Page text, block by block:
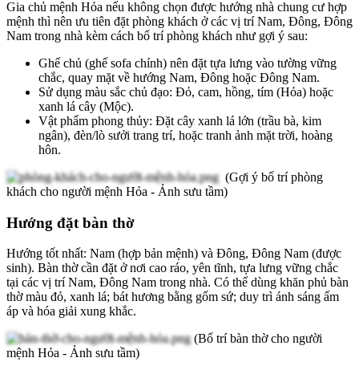
Gia chủ mệnh Hỏa nếu không chọn được hướng nhà chung cư hợp
mệnh thì nên ưu tiên đặt phòng khách ở các vị trí Nam, Đông, Đông
Nam trong nhà kèm cách bố trí phòng khách như gợi ý sau:
Ghế chủ (ghế sofa chính) nên đặt tựa lưng vào tường vững
chắc, quay mặt về hướng Nam, Đông hoặc Đông Nam.
Sử dụng màu sắc chủ đạo: Đỏ, cam, hồng, tím (Hỏa) hoặc
xanh lá cây (Mộc).
Vật phẩm phong thủy: Đặt cây xanh lá lớn (trầu bà, kim
ngân), đèn/lò sưởi trang trí, hoặc tranh ảnh mặt trời, hoàng
hôn.
(Gợi ý bố trí phòng
khách cho người mệnh Hỏa - Ảnh sưu tầm)
Hướng đặt bàn thờ
Hướng tốt nhất: Nam (hợp bản mệnh) và Đông, Đông Nam (được
sinh). Bàn thờ cần đặt ở nơi cao ráo, yên tĩnh, tựa lưng vững chắc
tại các vị trí Nam, Đông Nam trong nhà. Có thể dùng khăn phủ bàn
thờ màu đỏ, xanh lá; bát hương bằng gốm sứ; duy trì ánh sáng ấm
áp và hóa giải xung khắc.
(Bố trí bàn thờ cho người
mệnh Hỏa - Ảnh sưu tầm)